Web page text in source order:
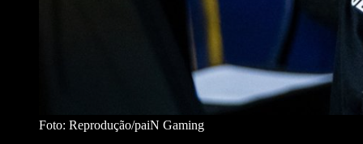
Foto: Reprodução/paiN Gaming